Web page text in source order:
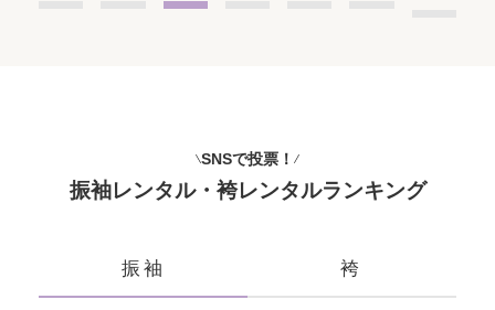
SNSで投票！
振袖レンタル・袴レンタルランキング
振袖 袴